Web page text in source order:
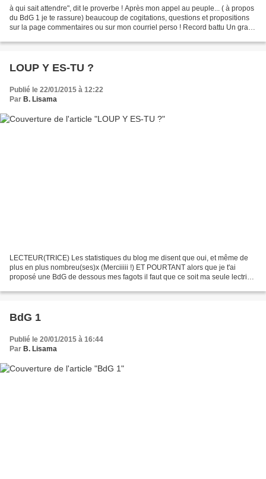
à qui sait attendre", dit le proverbe ! Après mon appel au peuple... ( à propos
du BdG 1 je te rassure) beaucoup de cogitations, questions et propositions
sur la page commentaires ou sur mon courriel perso ! Record battu Un grand
LOUP Y ES-TU ?
Publié le 22/01/2015 à 12:22
Par B. Lisama
LECTEUR(TRICE) Les statistiques du blog me disent que oui, et même de
plus en plus nombreu(ses)x (Merciiiii !) ET POURTANT alors que je t'ai
proposé une BdG de dessous mes fagots il faut que ce soit ma seule lectrice
BdG 1
Publié le 20/01/2015 à 16:44
Par B. Lisama